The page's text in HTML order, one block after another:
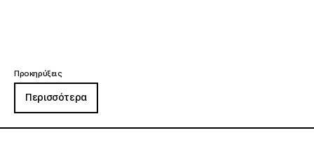
Προκηρύξεις
Περισσότερα